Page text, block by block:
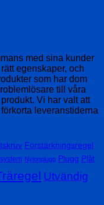
med sina kunder
egenskaper, och
som har dom
till våra
Vi har valt att
leveranstiderna
Förstärkningsregel
Nylonplugg Plugg Plåt
Utvändig